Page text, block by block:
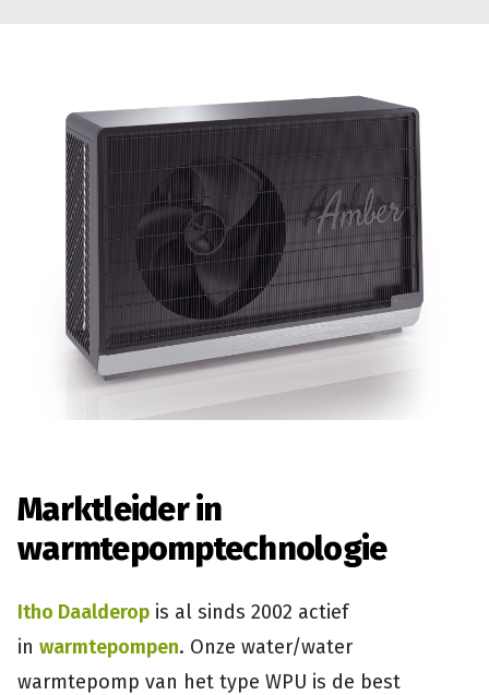
Marktleider in
warmtepomptechnologie
Itho Daalderop is al sinds 2002 actief
in warmtepompen. Onze water/water
warmtepomp van het type WPU is de best